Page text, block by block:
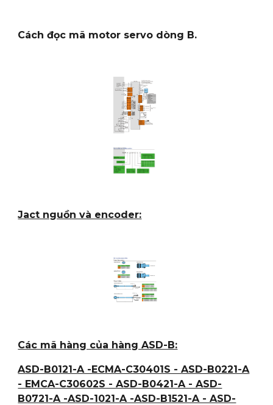
Cách đọc mã motor servo dòng B.
Jact nguồn và encoder:
Các mã hàng của hàng ASD-B:
ASD-B0121-A -ECMA-C30401S - ASD-B0221-A
- EMCA-C30602S - ASD-B0421-A - ASD-
B0721-A -ASD-1021-A -ASD-B1521-A - ASD-